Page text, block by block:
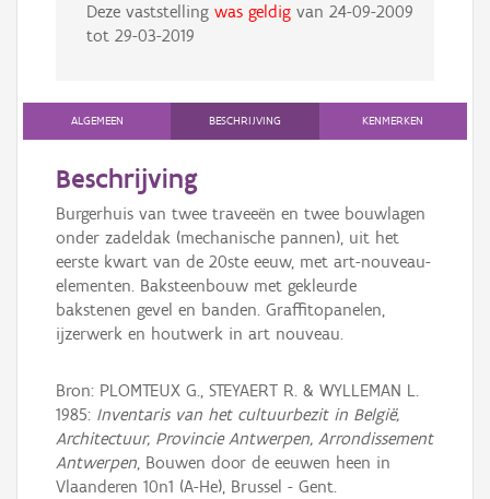
Deze vaststelling was geldigvan 24-09-2009
tot 29-03-2019
ALGEMEEN BESCHRIJVING KENMERKEN
Beschrijving
Burgerhuis van twee traveeën en twee bouwlagen
onder zadeldak (mechanische pannen), uit het
eerste kwart van de 20ste eeuw, met art-nouveau-
elementen. Baksteenbouw met gekleurde
bakstenen gevel en banden. Graffitopanelen,
ijzerwerk en houtwerk in art nouveau.
Bron: PLOMTEUX G., STEYAERT R. & WYLLEMAN L.
1985: Inventaris van het cultuurbezit in België,
Architectuur, Provincie Antwerpen, Arrondissement
Antwerpen, Bouwen door de eeuwen heen in
Vlaanderen 10n1 (A-He), Brussel - Gent.